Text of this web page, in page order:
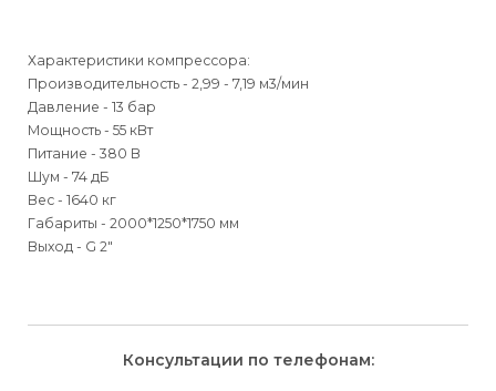
Характеристики компрессора:
Производительность - 2,99 - 7,19 м3/мин
Давление - 13 бар
Мощность - 55 кВт
Питание - 380 В
Шум - 74 дБ
Вес - 1640 кг
Габариты - 2000*1250*1750 мм
Выход - G 2"
лиц
лиц
Способыдоставки
Доставка осуществляется транспортными компаниями и
лиц
лиц
Консультации по телефонам: